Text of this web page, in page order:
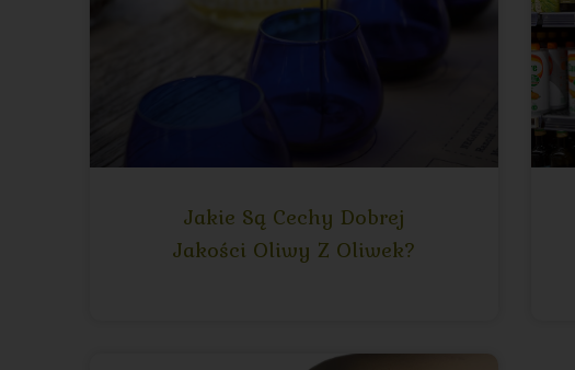
Jakie Są Cechy Dobrej
Jakości Oliwy Z Oliwek?